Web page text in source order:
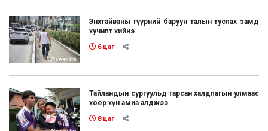
Энхтайваны гүүрний баруун талын туслах замд
хучилт хийнэ
6 цаг
Тайландын сургуульд гарсан халдлагын улмаас
хоёр хүн амиа алджээ
8 цаг